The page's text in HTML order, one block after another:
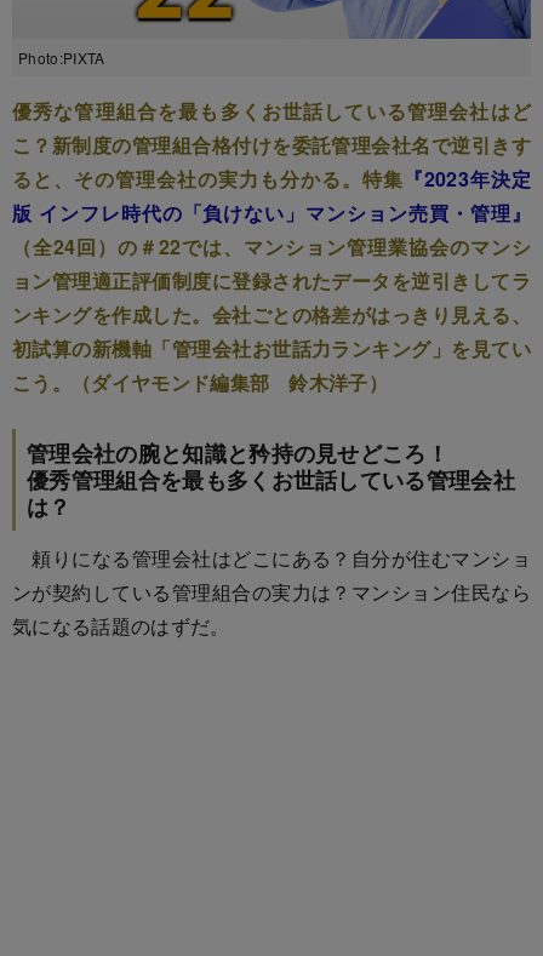
Photo:PIXTA
優秀な管理組合を最も多くお世話している管理会社はど
こ？新制度の管理組合格付けを委託管理会社名で逆引きす
ると、その管理会社の実力も分かる。特集 『2023年決定
版 インフレ時代の「負けない」マンション売買・管理』
（全24回）の＃22では、マンション管理業協会のマンシ
ョン管理適正評価制度に登録されたデータを逆引きしてラ
ンキングを作成した。会社ごとの格差がはっきり見える、
初試算の新機軸「管理会社お世話力ランキング」を見てい
こう。（ダイヤモンド編集部 鈴木洋子）
管理会社の腕と知識と矜持の見せどころ！
優秀管理組合を最も多くお世話している管理会社
は？
頼りになる管理会社はどこにある？自分が住むマンショ
ンが契約している管理組合の実力は？マンション住民なら
気になる話題のはずだ。